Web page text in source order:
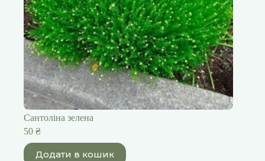
Сантоліна зелена
50 ₴
Додати в кошик